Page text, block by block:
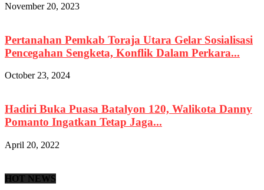
November 20, 2023
Pertanahan Pemkab Toraja Utara Gelar Sosialisasi
Pencegahan Sengketa, Konflik Dalam Perkara...
October 23, 2024
Hadiri Buka Puasa Batalyon 120, Walikota Danny
Pomanto Ingatkan Tetap Jaga...
April 20, 2022
HOT NEWS